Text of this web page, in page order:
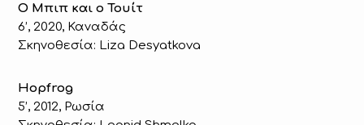
Ο Μπιπ και ο Τουίτ
6’, 2020, Καναδάς
Σκηνοθεσία: Liza Desyatkova
Hopfrog
5’, 2012, Ρωσία